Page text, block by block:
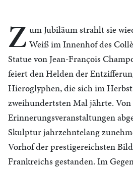
Z um Jubiläum strahlt sie
Weiß im Innenhof des
Statue von Jean-François
feiert den Helden der
Hieroglyphen, die sich im
zweihundertsten Mal jährte. Von
Erinnerungsveranstaltungen
Skulptur jahrzehntelang
Vorhof der prestigereichsten
Frankreichs gestanden. Im